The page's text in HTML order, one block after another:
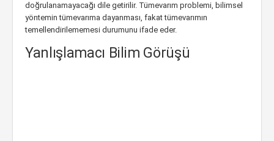
doğrulanamayacağı dile getirilir. Tümevarım problemi, bilimsel
yöntemin tümevarıma dayanması, fakat tümevarımın
temellendirilememesi durumunu ifade eder.
Yanlışlamacı Bilim Görüşü